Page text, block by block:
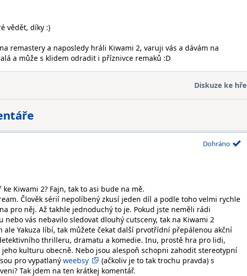
vědět, díky :)
remastery a naposledy hráli Kiwami 2, varuji vás a dávám na
a může s klidem odradit i příznivce remaků :D
Diskuze ke hře
Dohráno
Kiwami 2? Fajn, tak to asi bude na mě.
Člověk sérií nepolíbený zkusí jeden díl a podle toho velmi rychle
pro něj. Až takhle jednoduchý to je. Pokud jste neměli rádi
nebo vás nebavilo sledovat dlouhý cutsceny, tak na Kiwami 2
ale Yakuza líbí, tak můžete čekat další prvotřídní přepálenou akční
thrilleru, dramatu a komedie. Inu, prostě hra pro lidi,
jeho kulturu obecně. Nebo jsou alespoň schopni zahodit stereotypní
pro vypatlaný weebsy
(ačkoliv je to tak trochu pravda) s
Tak jdem na ten krátkej komentář.